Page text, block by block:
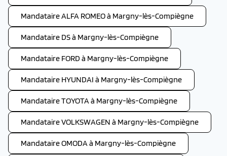
Mandataire ALFA ROMEO à Margny-lès-Compiègne
Mandataire DS à Margny-lès-Compiègne
Mandataire FORD à Margny-lès-Compiègne
Mandataire HYUNDAI à Margny-lès-Compiègne
Mandataire TOYOTA à Margny-lès-Compiègne
Mandataire VOLKSWAGEN à Margny-lès-Compiègne
Mandataire OMODA à Margny-lès-Compiègne